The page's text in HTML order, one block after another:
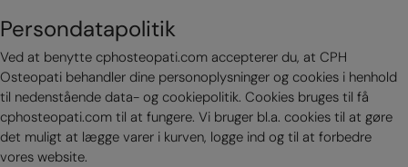
Persondatapolitik
Ved at benytte cphosteopati.com accepterer du, at CPH
Osteopati behandler dine personoplysninger og cookies i henhold
til nedenstående data- og cookiepolitik. Cookies bruges til få
cphosteopati.com til at fungere. Vi bruger bl.a. cookies til at gøre
det muligt at lægge varer i kurven, logge ind og til at forbedre
vores website.